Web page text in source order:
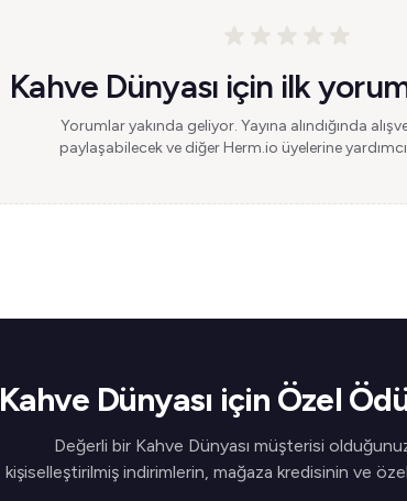
Kahve Dünyası için ilk
Yorumlar yakında geliyor. Yayına alındığında
paylaşabilecek ve diğer Herm.io üyelerine
Kahve Dünyası için Özel
Değerli bir Kahve Dünyası müşterisi
kişiselleştirilmiş indirimlerin, mağaza kredisinin ve